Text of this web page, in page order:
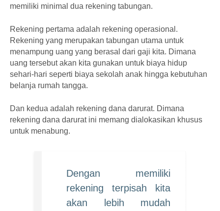
memiliki minimal dua rekening tabungan.
Rekening pertama adalah rekening operasional.
Rekening yang merupakan tabungan utama untuk
menampung uang yang berasal dari gaji kita. Dimana
uang tersebut akan kita gunakan untuk biaya hidup
sehari-hari seperti biaya sekolah anak hingga kebutuhan
belanja rumah tangga.
Dan kedua adalah rekening dana darurat. Dimana
rekening dana darurat ini memang dialokasikan khusus
untuk menabung.
Dengan memiliki
rekening terpisah kita
akan lebih mudah